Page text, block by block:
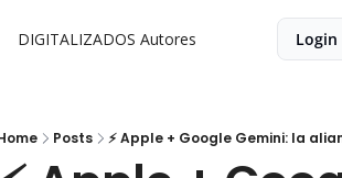
DIGITALIZADOS Autores Login
Posts ⚡ Apple + Google Gemini: la